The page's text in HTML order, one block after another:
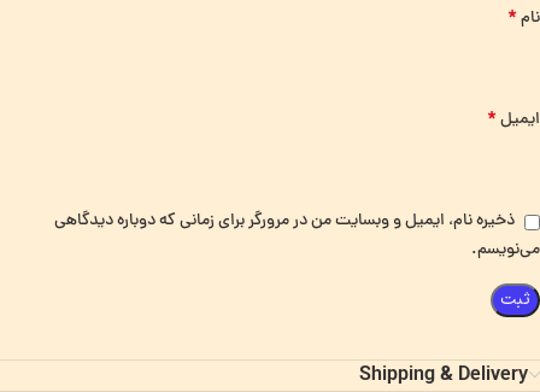
نام*
ایمیل*
ذخیره نام، ایمیل و وبسایت من در مرورگر برای زمانی که دوباره دیدگاهی
می‌نویسم.
Shipping & Delivery